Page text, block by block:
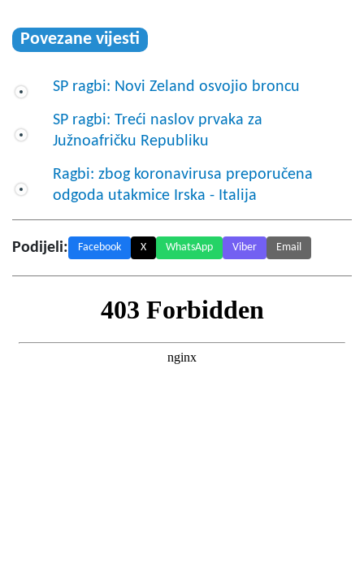
Povezane vijesti
SP ragbi: Novi Zeland osvojio broncu
SP ragbi: Treći naslov prvaka za
Južnoafričku Republiku
Ragbi: zbog koronavirusa preporučena
odgoda utakmice Irska - Italija
Podijeli: Facebook X WhatsApp Viber Email